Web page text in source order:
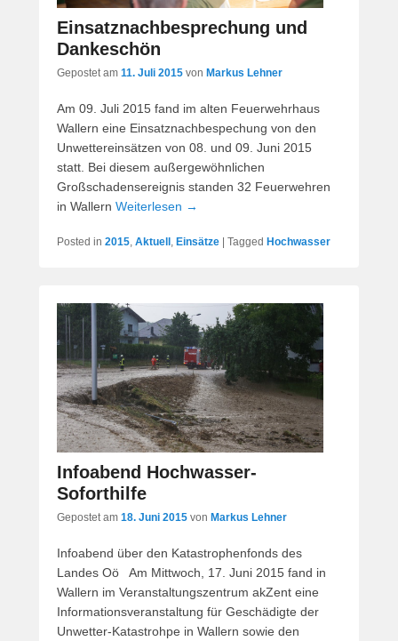
Einsatznachbesprechung und
Dankeschön
Gepostet am 11. Juli 2015 von Markus Lehner
Am 09. Juli 2015 fand im alten Feuerwehrhaus
Wallern eine Einsatznachbespechung von den
Unwettereinsätzen von 08. und 09. Juni 2015
statt. Bei diesem außergewöhnlichen
Großschadensereignis standen 32 Feuerwehren
in Wallern Weiterlesen →
Posted in 2015 Aktuell Einsätze | Tagged Hochwasser
Infoabend Hochwasser-
Soforthilfe
Gepostet am 18. Juni 2015 von Markus Lehner
Infoabend über den Katastrophenfonds des
Landes Oö Am Mittwoch, 17. Juni 2015 fand in
Wallern im Veranstaltungszentrum akZent eine
Informationsveranstaltung für Geschädigte der
Unwetter-Katastrohpe in Wallern sowie den